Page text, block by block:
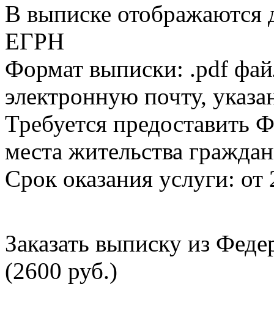
В выписке
ЕГРН
Формат выписки: .pdf
электронную почту,
Требуется
места жительства
Срок оказания услуги: от
Заказать выписку из
(2600 руб.)